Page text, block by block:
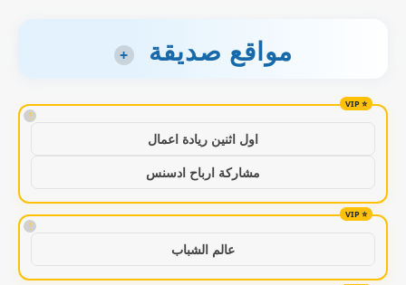
مواقع صديقة +
!
اول اثنين ريادة اعمال
مشاركة ارباح ادسنس
!
عالم الشباب